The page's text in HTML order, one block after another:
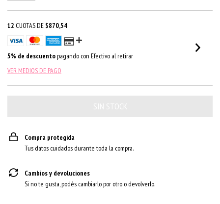
12 CUOTAS DE $870,54
5% de descuentopagando con Efectivo al retirar
VER MEDIOS DE PAGO
Compra protegida
Tus datos cuidados durante toda la compra.
Cambios y devoluciones
Si no te gusta, podés cambiarlo por otro o devolverlo.